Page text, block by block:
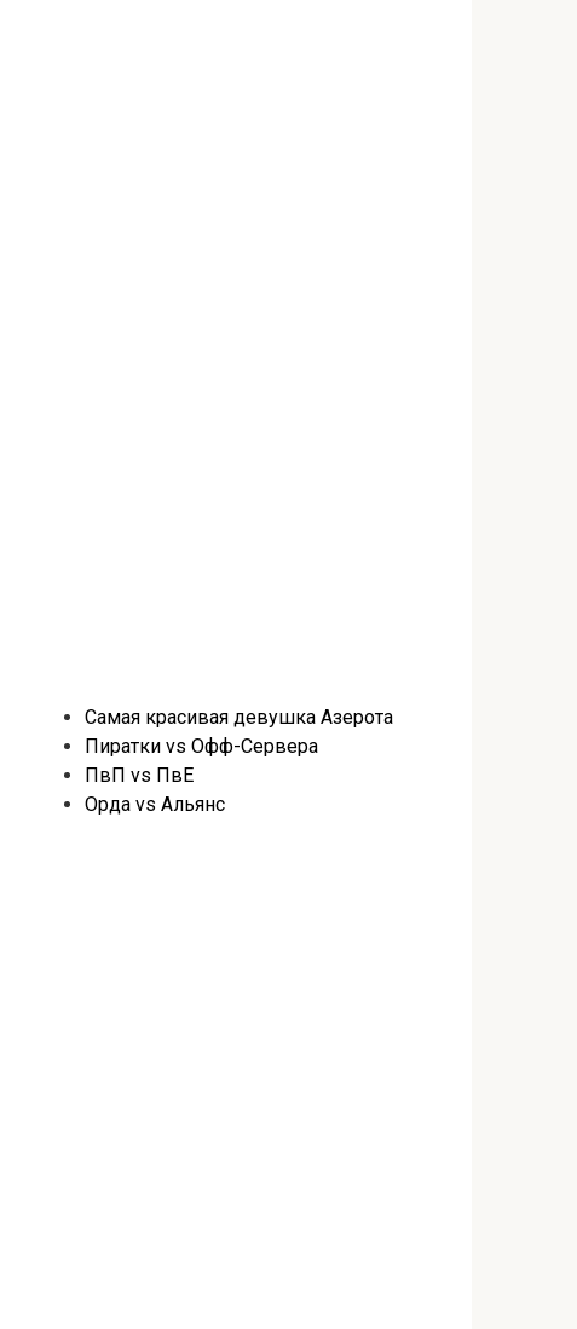
Самая красивая девушка Азерота
Пиратки vs Офф-Сервера
ПвП vs ПвЕ
Орда vs Альянс